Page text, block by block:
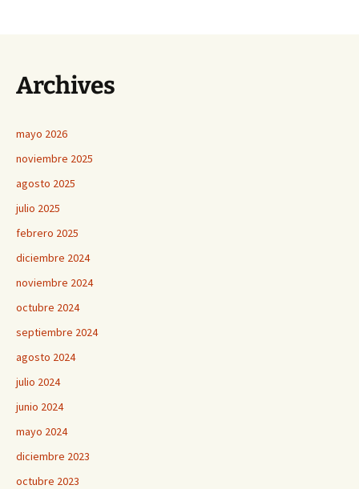
entradas
Archives
mayo 2026
noviembre 2025
agosto 2025
julio 2025
febrero 2025
diciembre 2024
noviembre 2024
octubre 2024
septiembre 2024
agosto 2024
julio 2024
junio 2024
mayo 2024
diciembre 2023
octubre 2023